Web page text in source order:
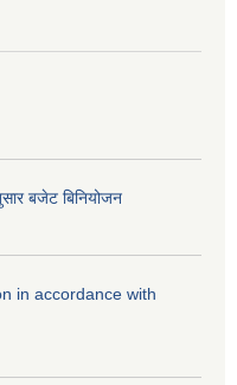
बजेट बिनियोजन
in accordance with